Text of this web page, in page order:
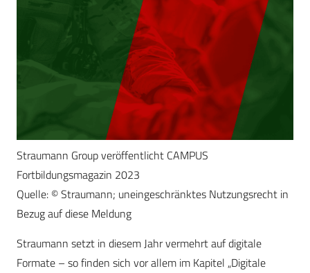
Straumann Group veröffentlicht CAMPUS
Fortbildungsmagazin 2023
Quelle: © Straumann; uneingeschränktes Nutzungsrecht in
Bezug auf diese Meldung
Straumann setzt in diesem Jahr vermehrt auf digitale
Formate – so finden sich vor allem im Kapitel „Digitale